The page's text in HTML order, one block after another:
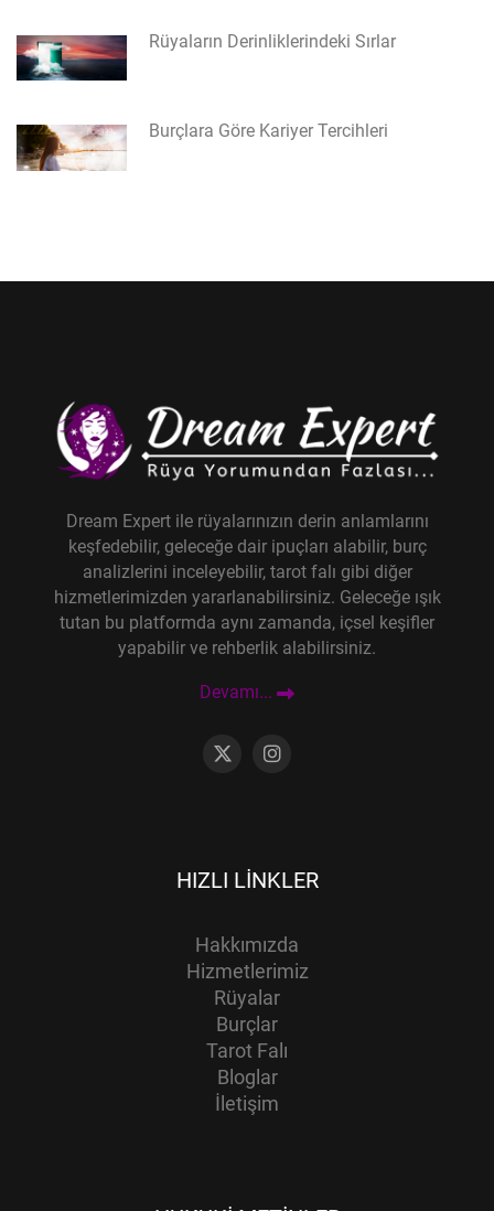
Rüyaların Derinliklerindeki Sırlar
Burçlara Göre Kariyer Tercihleri
Dream Expert ile rüyalarınızın derin anlamlarını
keşfedebilir, geleceğe dair ipuçları alabilir, burç
analizlerini inceleyebilir, tarot falı gibi diğer
hizmetlerimizden yararlanabilirsiniz. Geleceğe ışık
tutan bu platformda aynı zamanda, içsel keşifler
yapabilir ve rehberlik alabilirsiniz.
Devamı...
HIZLI LINKLER
Hakkımızda
Hizmetlerimiz
Rüyalar
Burçlar
Tarot Falı
Bloglar
İletişim